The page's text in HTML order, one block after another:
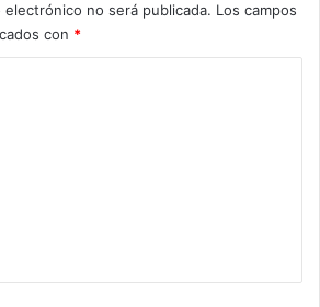
no será publicada. Los campos
con *